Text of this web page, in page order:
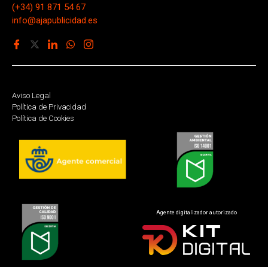
(+34) 91 871 54 67
info@ajapublicidad.es
Aviso Legal
Política de Privacidad
Política de Cookies
Agente digitalizador autorizado